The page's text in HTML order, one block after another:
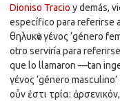
Dioniso Tracio y demás,
específico para referirse
θηλυκὸν γένος ‘género
otro serviría para
que lo llamaron —tan
γένος ‘género
οὖν ἐστι τρία: